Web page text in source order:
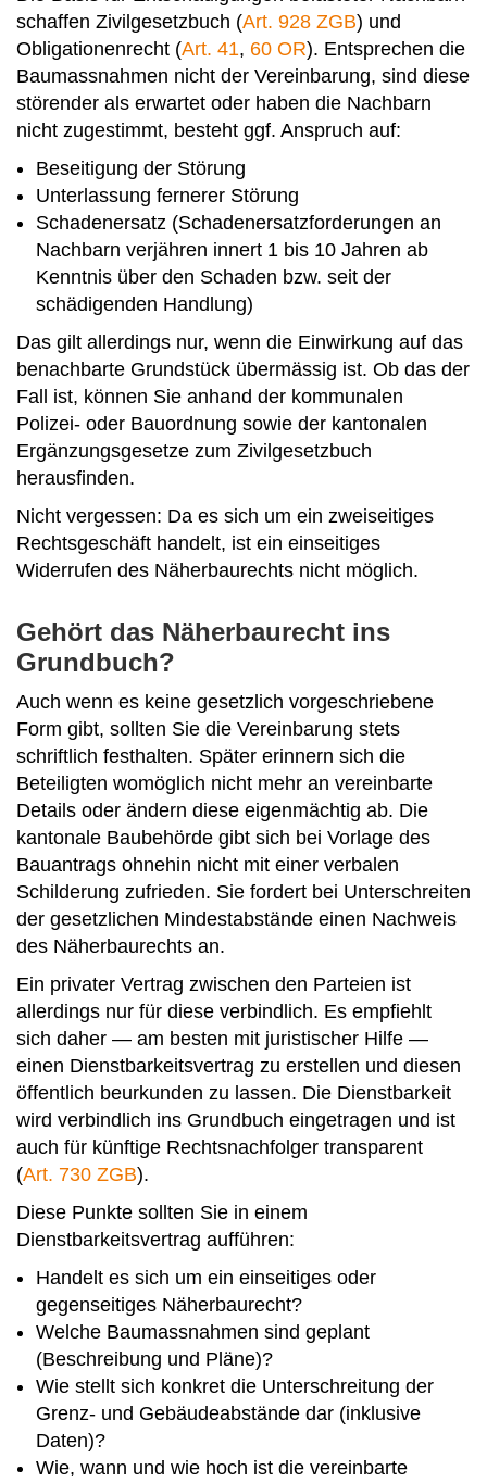
schaffen Zivilgesetzbuch (Art. 928 ZGB) und
Obligationenrecht (Art. 41, 60 OR). Entsprechen die
Baumassnahmen nicht der Vereinbarung, sind diese
störender als erwartet oder haben die Nachbarn
nicht zugestimmt, besteht ggf. Anspruch auf:
Beseitigung der Störung
Unterlassung fernerer Störung
Schadenersatz (Schadenersatzforderungen an
Nachbarn verjähren innert 1 bis 10 Jahren ab
Kenntnis über den Schaden bzw. seit der
schädigenden Handlung)
Das gilt allerdings nur, wenn die Einwirkung auf das
benachbarte Grundstück übermässig ist. Ob das der
Fall ist, können Sie anhand der kommunalen
Polizei- oder Bauordnung sowie der kantonalen
Ergänzungsgesetze zum Zivilgesetzbuch
herausfinden.
Nicht vergessen: Da es sich um ein zweiseitiges
Rechtsgeschäft handelt, ist ein einseitiges
Widerrufen des Näherbaurechts nicht möglich.
Gehört das Näherbaurecht ins
Grundbuch?
Auch wenn es keine gesetzlich vorgeschriebene
Form gibt, sollten Sie die Vereinbarung stets
schriftlich festhalten. Später erinnern sich die
Beteiligten womöglich nicht mehr an vereinbarte
Details oder ändern diese eigenmächtig ab. Die
kantonale Baubehörde gibt sich bei Vorlage des
Bauantrags ohnehin nicht mit einer verbalen
Schilderung zufrieden. Sie fordert bei Unterschreiten
der gesetzlichen Mindestabstände einen Nachweis
des Näherbaurechts an.
Ein privater Vertrag zwischen den Parteien ist
allerdings nur für diese verbindlich. Es empfiehlt
sich daher — am besten mit juristischer Hilfe —
einen Dienstbarkeitsvertrag zu erstellen und diesen
öffentlich beurkunden zu lassen. Die Dienstbarkeit
wird verbindlich ins Grundbuch eingetragen und ist
auch für künftige Rechtsnachfolger transparent
(Art. 730 ZGB).
Diese Punkte sollten Sie in einem
Dienstbarkeitsvertrag aufführen:
Handelt es sich um ein einseitiges oder
gegenseitiges Näherbaurecht?
Welche Baumassnahmen sind geplant
(Beschreibung und Pläne)?
Wie stellt sich konkret die Unterschreitung der
Grenz- und Gebäudeabstände dar (inklusive
Daten)?
Wie, wann und wie hoch ist die vereinbarte